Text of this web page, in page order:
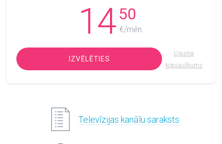
1450
€/mēn.
IZVĒLĒTIES
Līguma
kopsavilkums
Televīzijas kanālu saraksts